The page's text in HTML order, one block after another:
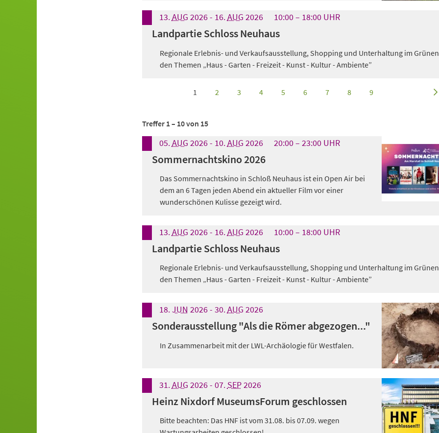
13.AUG 2026- 16.AUG 2026 10:00 18:00UHR
Landpartie Schloss Neuhaus
Regionale Erlebnis- und Verkaufsausstellung, Shopping und Unterhaltung im
den Themen „Haus - Garten - Freizeit - Kunst - Kultur - Ambiente”
1 2 3 4 5 6 7 8 9
Treffer 1– 10von 15
05.AUG 2026- 10.AUG 2026 20:00 23:00UHR
Sommernachtskino 2026
Das Sommernachtskino in Schloß Neuhaus ist ein Open Air bei
dem an 6 Tagen jeden Abend ein aktueller Film vor einer
wunderschönen Kulisse gezeigt wird.
13.AUG 2026- 16.AUG 2026 10:00 18:00UHR
Landpartie Schloss Neuhaus
Regionale Erlebnis- und Verkaufsausstellung, Shopping und Unterhaltung im
den Themen „Haus - Garten - Freizeit - Kunst - Kultur - Ambiente”
18.JUN 2026- 30.AUG 2026
Sonderausstellung "Als die Römer abgezogen..."
In Zusammenarbeit mit der LWL-Archäologie für Westfalen.
31.AUG 2026- 07. SEP2026
Heinz Nixdorf MuseumsForum geschlossen
Bitte beachten: Das HNF ist vom 31.08. bis 07.09. wegen